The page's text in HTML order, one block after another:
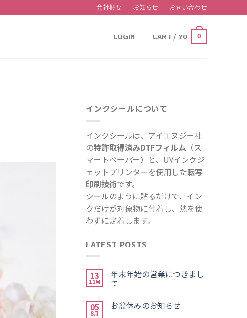
会社概要 お知らせ お問い合わせ
LOGIN CART / ¥0 0
インクシールについて
インクシールは、アイエヌジー社
の特許取得済みDTFフィルム （ス
マートペーパー）と、UVインクジ
ェットプリンターを使用した転写
印刷技術です。
シールのように貼るだけで、イン
クだけが対象物に付着し、熱を使
わずに定着します。
LATEST POSTS
13
11月
年末年始の営業につきまし
て
05
8月
お盆休みのお知らせ